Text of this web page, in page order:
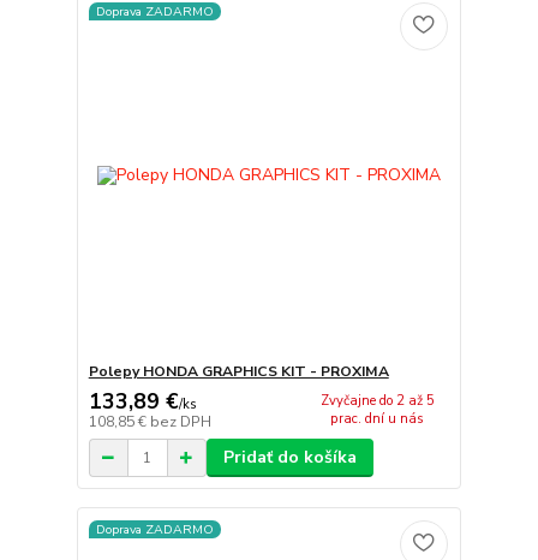
Doprava ZADARMO
Polepy HONDA GRAPHICS KIT - PROXIMA
133,89 €/ks
108,85 € bez DPH
Zvyčajne do 2 až 5
prac. dní u nás
Pridať do košíka
Doprava ZADARMO